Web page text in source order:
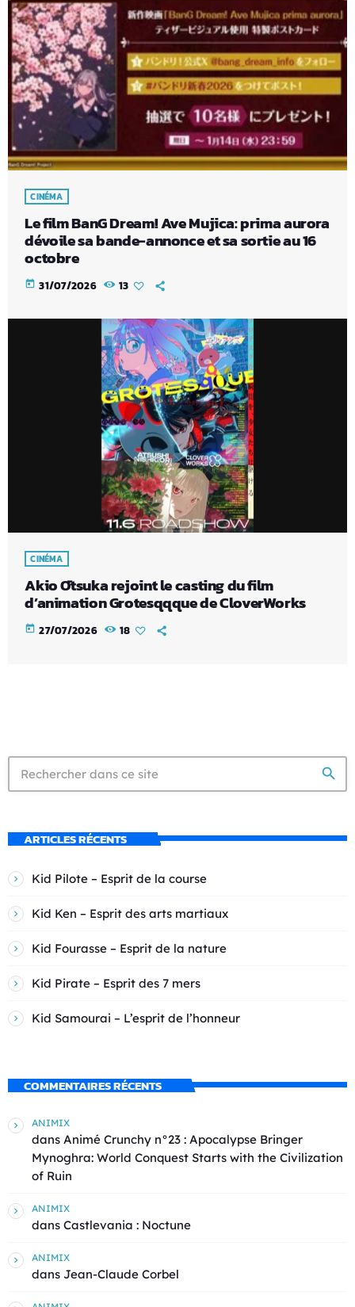
CINÉMA
Le film BanG Dream! Ave Mujica: prima aurora
dévoile sa bande-annonce et sa sortie au 16
octobre
today 31/07/2026 13
CINÉMA
Akio Ōtsuka rejoint le casting du film
d’animation Grotesqqque de CloverWorks
today 27/07/2026 18
search
ARTICLES RÉCENTS
Kid Pilote – Esprit de la course
Kid Ken – Esprit des arts martiaux
Kid Fourasse – Esprit de la nature
Kid Pirate – Esprit des 7 mers
Kid Samourai – L’esprit de l’honneur
COMMENTAIRES RÉCENTS
ANIMIX
dans Animé Crunchy n°23 : Apocalypse Bringer
Mynoghra: World Conquest Starts with the Civilization
of Ruin
ANIMIX
dans Castlevania : Noctune
ANIMIX
dans Jean-Claude Corbel